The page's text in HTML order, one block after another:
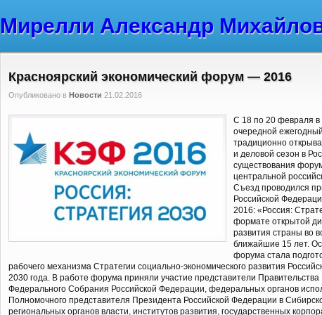
Мирелли Александр
Красноярский экономический форум — 2016
Опубликовано в Новости 21.02.2016
С 18 по 20 февраля в
очередной
традиционно
и деловой сезон в
существования
центральной
Съезд проводился
Российской
2016: «Россия:
формате открытой
развития страны во
ближайшие 15 лет.
форума стала
рабочего механизма Стратегии социально-экономического развития
2030 года. В работе форума приняли участие представители
Федерального Собрания Российской Федерации, федеральных органов
Полномочного представителя Президента Российской Федерации в
региональных органов власти, институтов развития, государственных